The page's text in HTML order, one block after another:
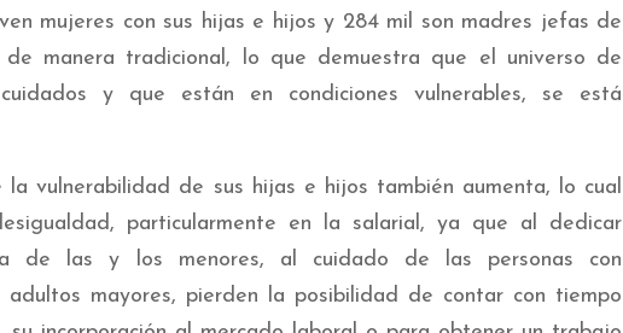
mujeres con sus hijas e hijos y 284 mil son madres jefas de
de manera tradicional, lo que demuestra que el universo de
y que están en condiciones vulnerables, se está
la vulnerabilidad de sus hijas e hijos también aumenta, lo cual
particularmente en la salarial, ya que al dedicar
de las y los menores, al cuidado de las personas con
mayores, pierden la posibilidad de contar con tiempo